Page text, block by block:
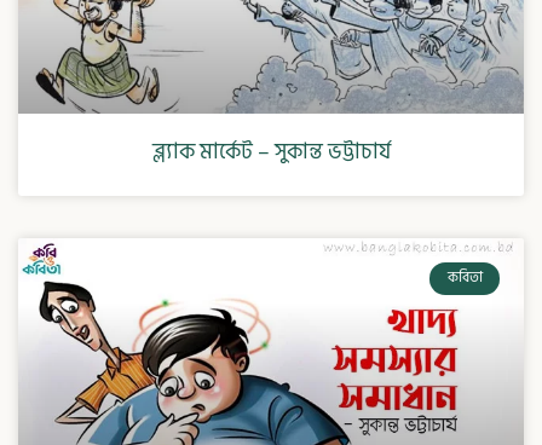
ব্ল্যাক মার্কেট – সুকান্ত ভট্টাচার্য
কবিতা